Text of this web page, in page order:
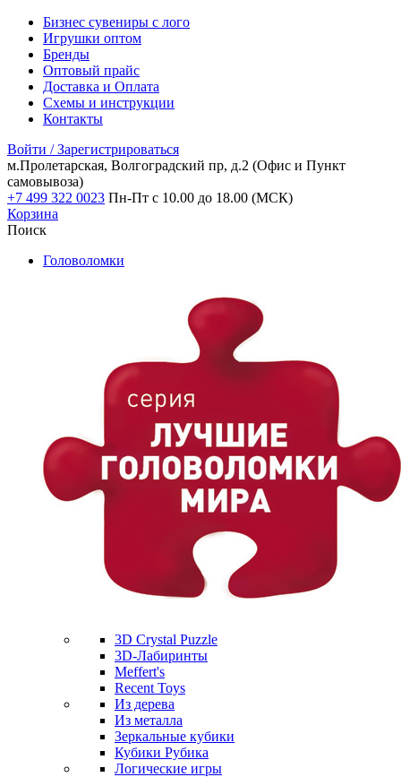
Бизнес сувениры с лого
Игрушки оптом
Бренды
Оптовый прайс
Доставка и Оплата
Схемы и инструкции
Контакты
Войти / Зарегистрироваться
м.Пролетарская, Волгоградский пр, д.2 (Офис и Пункт
самовывоза)
+7 499 322 0023 Пн-Пт с 10.00 до 18.00 (МСК)
Корзина
Поиск
Головоломки
3D Crystal Puzzle
3D-Лабиринты
Meffert's
Recent Toys
Из дерева
Из металла
Зеркальные кубики
Кубики Рубика
Логические игры